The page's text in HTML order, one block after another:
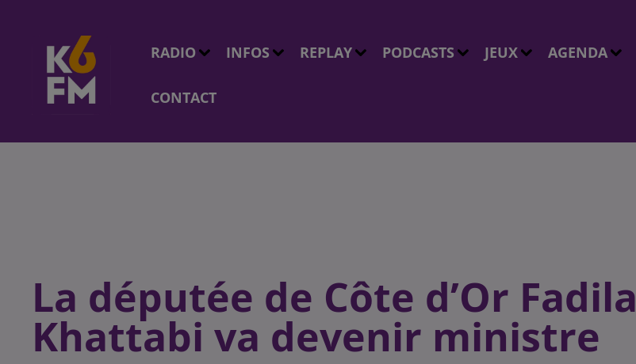
RADIO INFOS REPLAY PODCASTS JEUX AGENDA
CONTACT
La députée de Côte d’Or Fadila
Khattabi va devenir ministre